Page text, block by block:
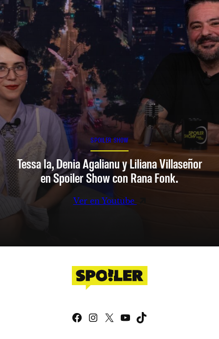
SPOILER SHOW
Tessa Ia, Denia Agalianu y Liliana Villaseñor
en Spoiler Show con Rana Fonk.
Ver en Youtube
Facebook
Instagram
X YouTube